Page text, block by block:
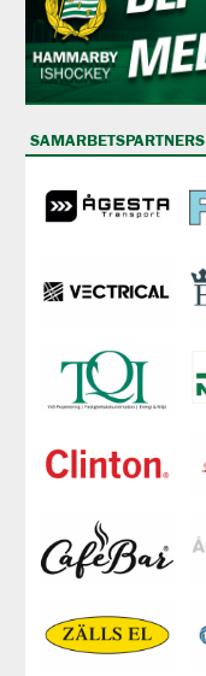
SAMARBETSPARTNERS